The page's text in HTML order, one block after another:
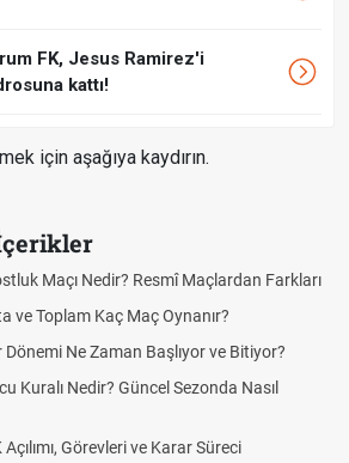
FK, Jesus Ramirez'i
kattı!
için aşağıya kaydırın.
Farkları
Bitiyor?
Nasıl
Puan Durumunda AG,
Skor Ne Demek?
Futbol Nasıl Oynanır?
Deplasman Golü
DGS Sonuçları Ne